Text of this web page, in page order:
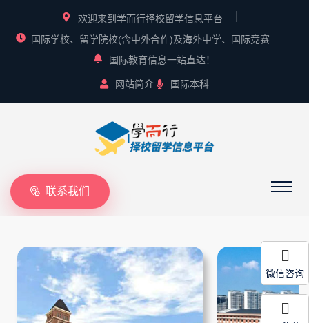
欢迎来到学而行择校留学信息平台
国际学校、留学院校(含中外合作)及海外中学、国际竞赛
国际教育信息一站直达！
网站简介 国际本科
联系我们
微信咨询